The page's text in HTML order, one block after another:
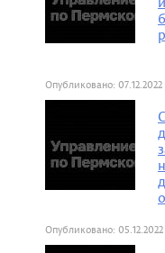
Опубликовано: 07.12.2022
Опубликовано: 05.12.2022